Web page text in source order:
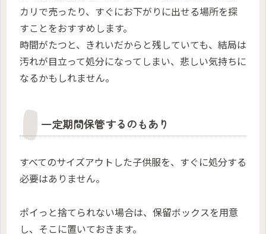
カリで売ったり、すぐにお下がりに出せる場所を探
すことをおすすめします。
時間がたつと、きれいだからと残していても、結局は
汚れが目立って処分になってしまい、悲しい気持ちに
なるかもしれません。
一定期間保管するのもあり
すべてのサイズアウトした子供服を、すぐに処分する
必要はありません。
ポイっと捨てられない場合は、保留ボックスを用意
し、そこに置いておきます。